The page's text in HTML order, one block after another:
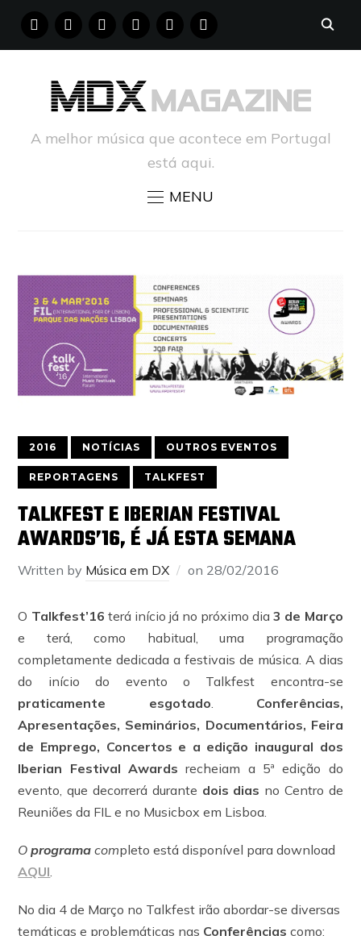
FACEBOOKINSTAGRAM
YOUTUBE PINTERESTTUMBLR
A melhor música que acontece em Portugal
está aqui.
MENU
2016 NOTÍCIAS OUTROS EVENTOS
REPORTAGENS TALKFEST
TALKFEST E IBERIAN FESTIVAL
AWARDS’16, É JÁ ESTA SEMANA
Written by Música em DX on 28/02/2016
O Talkfest’16 terá início já no próximo dia3 de Março
e terá, como habitual, uma programação
completamente dedicada a festivais de música. A dias
do início do evento o Talkfest encontra-se
praticamente esgotado. Conferências,
Apresentações, Seminários, Documentários, Feira
de Emprego, Concertos e a edição inaugural dos
Iberian Festival Awards recheiam a 5ª edição do
evento, que decorrerá durante dois dias no Centro de
Reuniões da FIL e no Musicbox em Lisboa.
O programa completo está disponível para download
AQUI.
No dia 4 de Março no Talkfest irão abordar-se diversas
temáticas e problemáticas nas Conferências como: